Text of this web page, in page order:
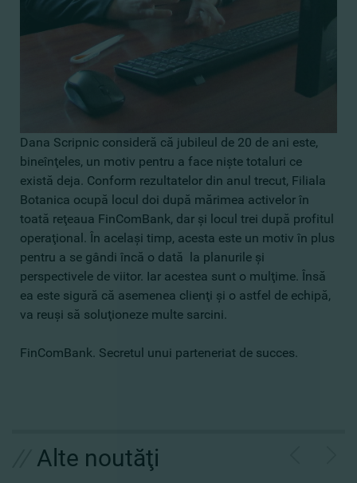
Dana Scripnic consideră că jubileul de 20 de ani este,
bineînţeles, un motiv pentru a face nişte totaluri ce
există deja. Conform rezultatelor din anul trecut, Filiala
Botanica ocupă locul doi după mărimea activelor în
toată reţeaua FinComBank, dar şi locul trei după profitul
operaţional. În acelaşi timp, acesta este un motiv în plus
pentru a se gândi încă o dată la planurile şi
perspectivele de viitor. Iar acestea sunt o mulţime. Însă
ea este sigură că asemenea clienţi şi o astfel de echipă,
va reuşi să soluţioneze multe sarcini.
FinComBank. Secretul unui parteneriat de succes.
Alte noutăţi